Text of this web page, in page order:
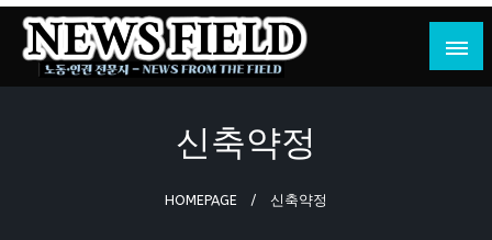
Skip
content
뉴스필드
노동·인권 전문지
신축약정
HOMEPAGE 신축약정